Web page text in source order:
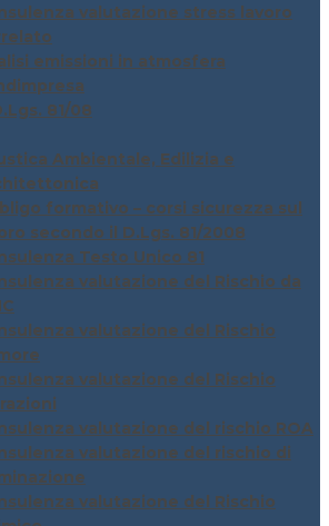
valutazione stress lavoro
emissioni in atmosfera
81/08
Ambientale, Edilizia e
formativo – corsi sicurezza sul
secondo il D.Lgs. 81/2008
Testo Unico 81
valutazione del Rischio da
valutazione del Rischio
valutazione del Rischio
valutazione del rischio ROA
valutazione del rischio di
valutazione del Rischio